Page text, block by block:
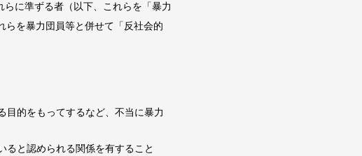
に準ずる者（以下、これらを「暴力
らを暴力団員等と併せて「反社会的
目的をもってするなど、不当に暴力
ると認められる関係を有すること